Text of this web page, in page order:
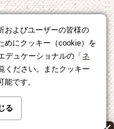
およびユーザーの皆様の
めにクッキー（cookie）を
デュケーショナルの「 ネ
ください。またクッキー
です。
る
ップについて